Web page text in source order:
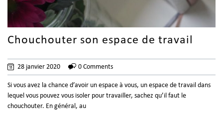
Chouchouter son espace de travail
28 janvier 2020 0 Comments
Si vous avez la chance d’avoir un espace à vous, un espace de travail dans
lequel vous pouvez vous isoler pour travailler, sachez qu’il faut le
chouchouter. En général, au